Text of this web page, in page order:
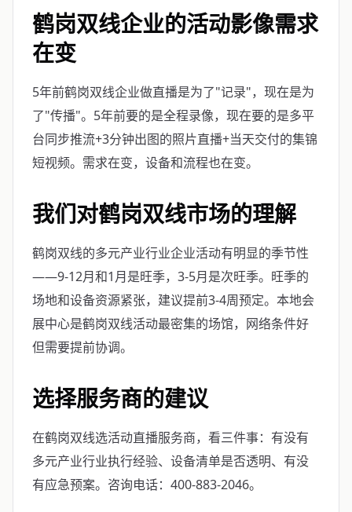
鹤岗双线企业的活动影像需求
在变
5年前鹤岗双线企业做直播是为了"记录"，现在是为
了"传播"。5年前要的是全程录像，现在要的是多平
台同步推流+3分钟出图的照片直播+当天交付的集锦
短视频。需求在变，设备和流程也在变。
我们对鹤岗双线市场的理解
鹤岗双线的多元产业行业企业活动有明显的季节性
——9-12月和1月是旺季，3-5月是次旺季。旺季的
场地和设备资源紧张，建议提前3-4周预定。本地会
展中心是鹤岗双线活动最密集的场馆，网络条件好
但需要提前协调。
选择服务商的建议
在鹤岗双线选活动直播服务商，看三件事：有没有
多元产业行业执行经验、设备清单是否透明、有没
有应急预案。咨询电话：400-883-2046。